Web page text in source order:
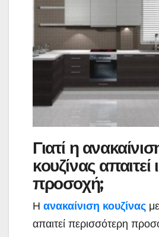
Γιατί η
κουζίνας απαιτεί
προσοχή;
Η ανακαίνιση κουζίνας
απαιτεί περισσότερη